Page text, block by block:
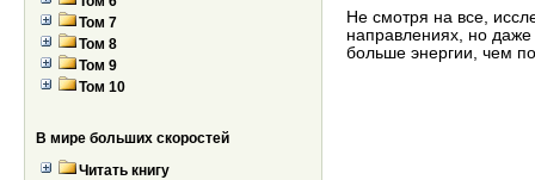
Том 7
Том 8
Том 9
Том 10
В мире больших скоростей
Читать книгу
Не смотря на все,
направлениях, но
больше энергии, чем